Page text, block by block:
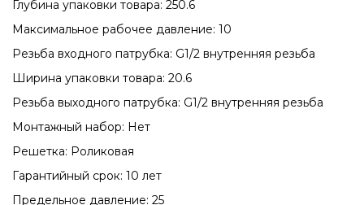
Глубина упаковки товара: 250.6
Максимальное рабочее давление: 10
Резьба входного патрубка: G1/2 внутренняя резьба
Ширина упаковки товара: 20.6
Резьба выходного патрубка: G1/2 внутренняя резьба
Монтажный набор: Нет
Решетка: Роликовая
Гарантийный срок: 10 лет
Предельное давление: 25